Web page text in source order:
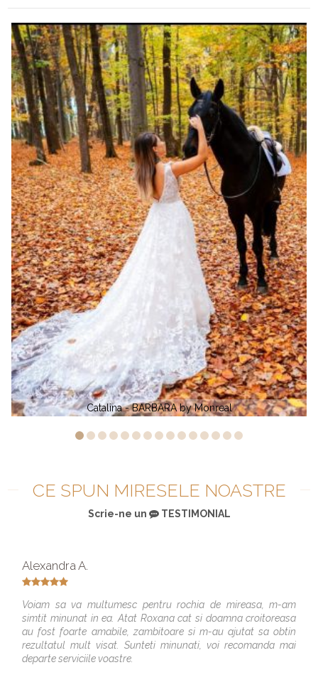
by Monreal Adina Piersicanu -
CE SPUN MIRESELE NOASTRE
Scrie-ne un TESTIMONIAL
Alexandra A.
Voiam sa va multumesc pentru rochia de mireasa, m-am
simtit minunat in ea. Atat Roxana cat si doamna croitoreasa
au fost foarte amabile, zambitoare si m-au ajutat sa obtin
rezultatul mult visat. Sunteti minunati, voi recomanda mai
departe serviciile voastre.